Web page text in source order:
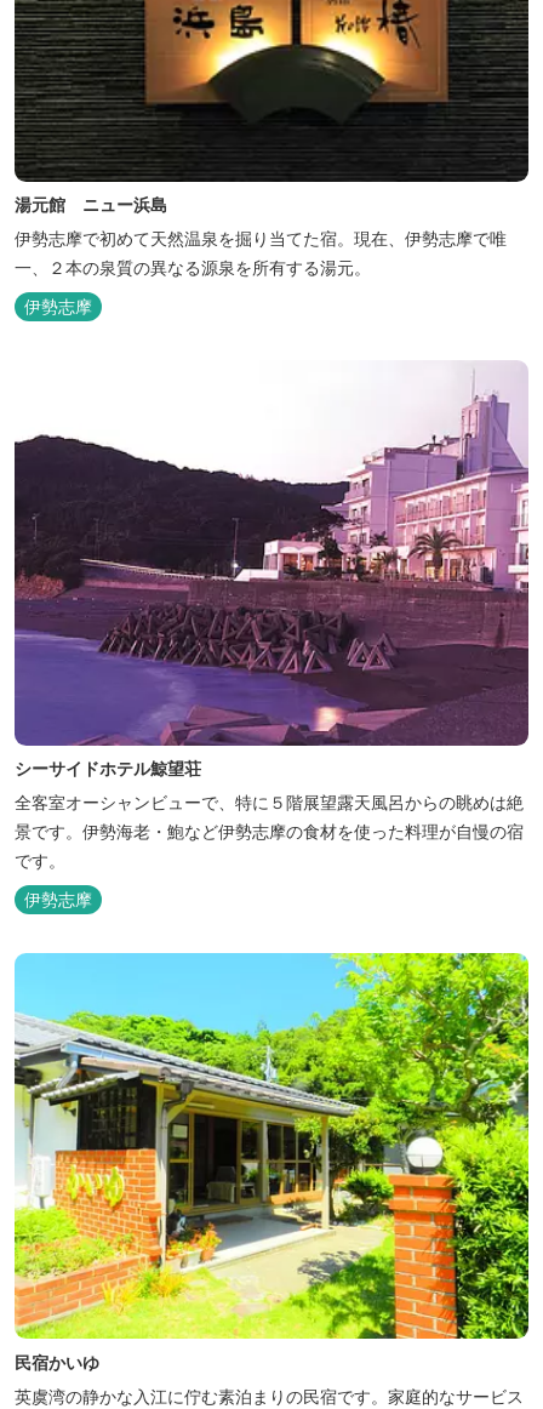
湯元館 ニュー浜島
伊勢志摩で初めて天然温泉を掘り当てた宿。現在、伊勢志摩で唯
一、２本の泉質の異なる源泉を所有する湯元。
伊勢志摩
シーサイドホテル鯨望荘
全客室オーシャンビューで、特に５階展望露天風呂からの眺めは絶
景です。伊勢海老・鮑など伊勢志摩の食材を使った料理が自慢の宿
です。
伊勢志摩
民宿かいゆ
英虞湾の静かな入江に佇む素泊まりの民宿です。家庭的なサービス